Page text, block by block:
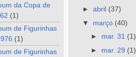
da Copa de
(1)
de Figurinhas
(1)
de Figurinhas
► abril (37)
▼ março (40)
► mar. 31 (1)
► mar. 29 (1)